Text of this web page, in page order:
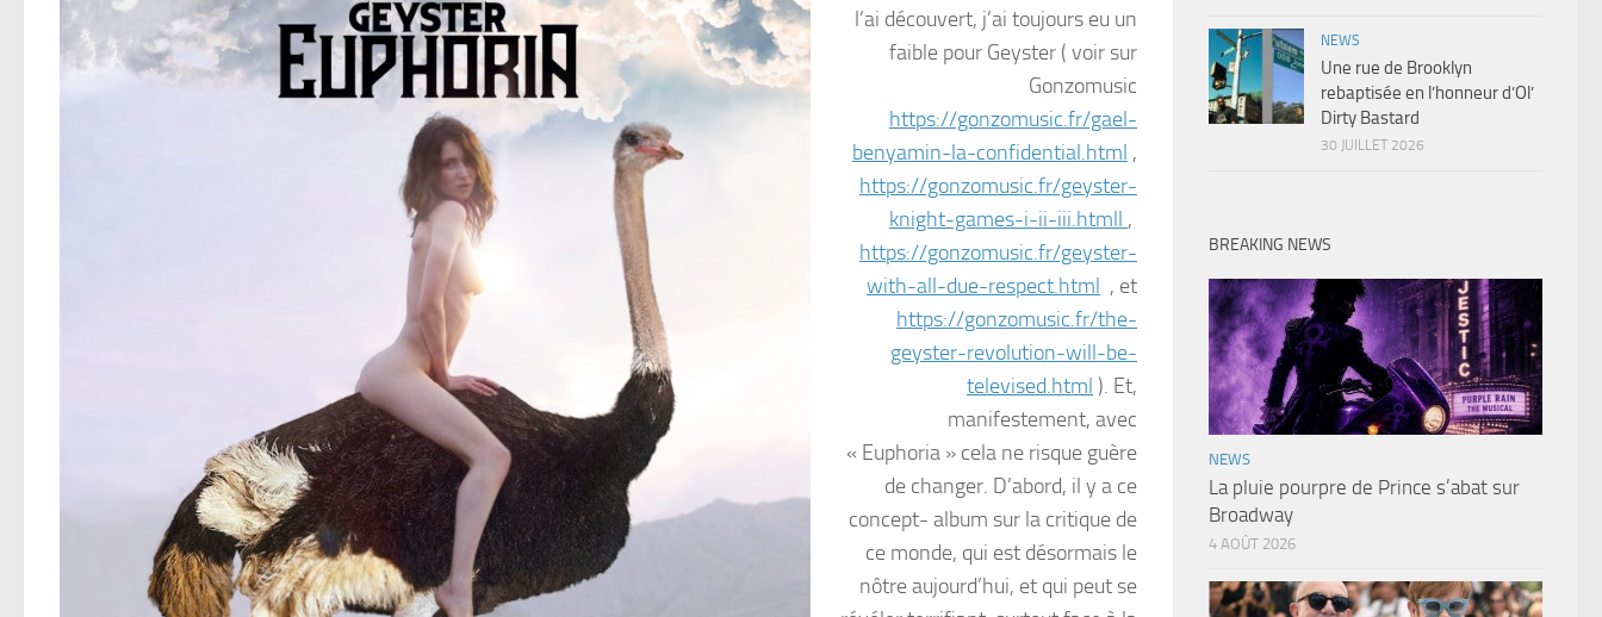
l’ai découvert, j’ai toujours eu un
faible pour Geyster ( voir sur
Gonzomusic
https://gonzomusic.fr/gael-
benyamin-la-confidential.html ,
https://gonzomusic.fr/geyster-
knight-games-i-ii-iii.htmll ,
https://gonzomusic.fr/geyster-
with-all-due-respect.html , et
https://gonzomusic.fr/the-
geyster-revolution-will-be-
televised.html ). Et,
manifestement, avec
« Euphoria » cela ne risque guère
de changer. D’abord, il y a ce
concept- album sur la critique de
ce monde, qui est désormais le
nôtre aujourd’hui, et qui peut se
NEWS
Une rue de Brooklyn
rebaptisée en l’honneur d’Ol’
Dirty Bastard
30 JUILLET 2026
BREAKING NEWS
NEWS
La pluie pourpre de Prince s’abat sur
Broadway
4 AOÛT 2026